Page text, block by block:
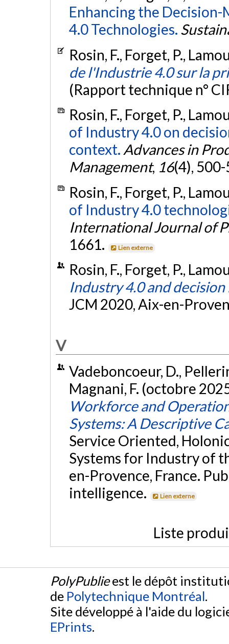
Enhancing the
4.0 Technologies.
Rosin, F., Forget, P.,
de l'Industrie 4.0 sur la
(Rapport technique n°
Rosin, F., Forget, P.,
of Industry 4.0 on
context. Advances in
Management, 16(4),
Rosin, F., Forget, P.,
of Industry 4.0
International Journal of
1661.
Lien externe
Rosin, F., Forget, P.,
Industry 4.0 and decision
JCM 2020, Aix-en-
V
Vadeboncoeur, D.,
Magnani, F. (octobre
Workforce and
Systems: A Descriptive
Service Oriented,
Systems for Industry of
en-Provence, France.
intelligence.
Lien externe
Liste
PolyPublieest le dépôt
de Polytechnique Montréal.
Site développé à l'aide du
EPrints.